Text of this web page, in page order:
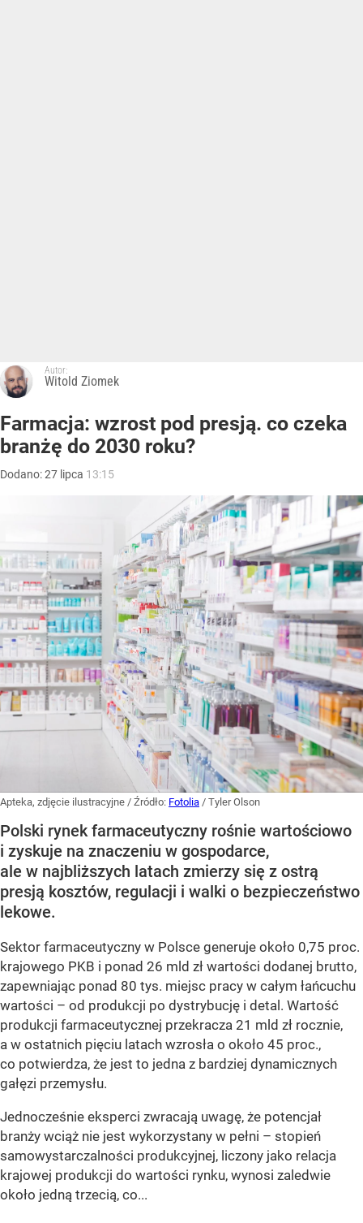
Autor:
Witold Ziomek
Farmacja: wzrost pod presją. co czeka
branżę do 2030 roku?
Dodano:27 lipca 13:15
Apteka, zdjęcie ilustracyjne / Źródło: Fotolia / Tyler Olson
Polski rynek farmaceutyczny rośnie wartościowo
i zyskuje na znaczeniu w gospodarce,
ale w najbliższych latach zmierzy się z ostrą
presją kosztów, regulacji i walki o bezpieczeństwo
lekowe.
Sektor farmaceutyczny w Polsce generuje około 0,75 proc.
krajowego PKB i ponad 26 mld zł wartości dodanej brutto,
zapewniając ponad 80 tys. miejsc pracy w całym łańcuchu
wartości – od produkcji po dystrybucję i detal. Wartość
produkcji farmaceutycznej przekracza 21 mld zł rocznie,
a w ostatnich pięciu latach wzrosła o około 45 proc.,
co potwierdza, że jest to jedna z bardziej dynamicznych
gałęzi przemysłu.
Jednocześnie eksperci zwracają uwagę, że potencjał
branży wciąż nie jest wykorzystany w pełni – stopień
samowystarczalności produkcyjnej, liczony jako relacja
krajowej produkcji do wartości rynku, wynosi zaledwie
około jedną trzecią, co...